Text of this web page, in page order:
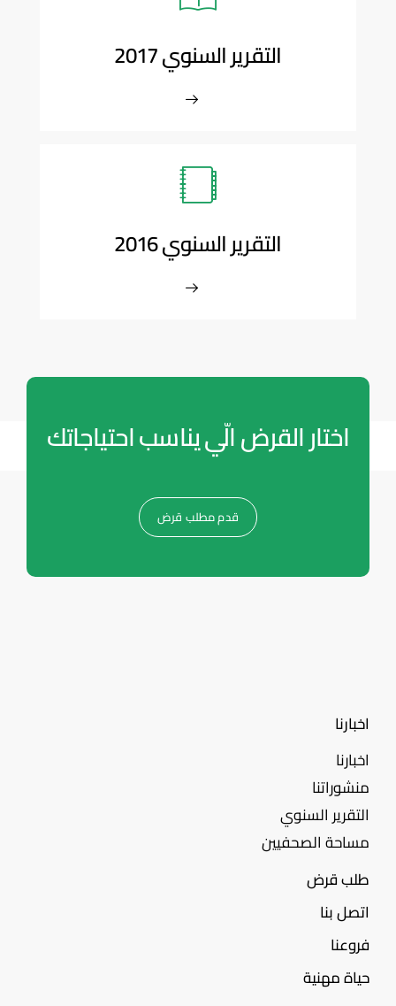
التقرير السنوي 2017
التقرير السنوي 2016
اختار القرض الّي يناسب احتياجاتك
قدم مطلب قرض
اخبارنا
اخبارنا
منشوراتنا
التقرير السنوي
مساحة الصحفيين
طلب قرض
اتصل بنا
فروعنا
حياة مهنية